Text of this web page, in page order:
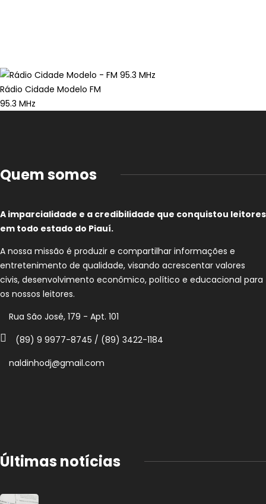
Rádio Cidade Modelo FM
95.3 MHz
Quem somos
A imparcialidade e a credibilidade que conquistou leitores
em todo estado do Piauí.
A nossa missão é produzir e compartilhar informações e
entretenimento de qualidade, visando acrescentar valores
civis, desenvolvimento econômico, político e educacional para
os nossos leitores.
Rua São José, 179 - Apt. 101
(89) 9 9977-8745 / (89) 3422-1184
naldinhodj@gmail.com
Últimas notícias